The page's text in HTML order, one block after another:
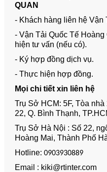
QUAN
- Khách hàng liên hệ Vận
- Vận Tải Quốc Tế Hoàng
hiện tư vấn (nếu có).
- Ký hợp đồng dịch vụ.
- Thực hiện hợp đồng.
Mọi chi tiết xin liên hệ
Trụ Sở HCM: 5F, Tòa
22, Q. Bình Thạnh,
Trụ Sở Hà Nội : Số 22,
Hoàng Mai, Thành Phố
Hotline: 0903930889
Email : kiki@rtinter.com